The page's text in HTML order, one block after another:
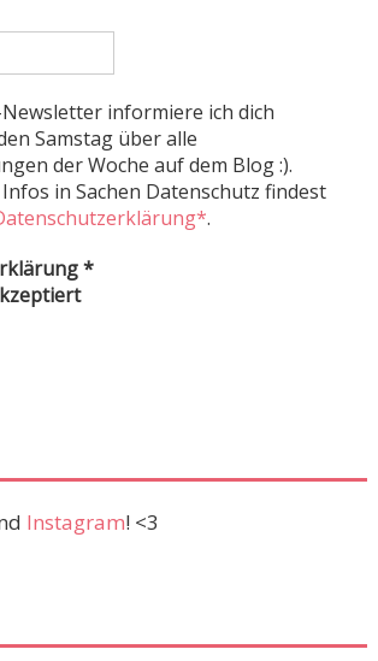
informiere ich dich
Samstag über alle
der Woche auf dem Blog :).
in Sachen Datenschutz findest
.
*
Instagram! <3